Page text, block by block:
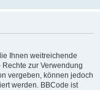
Ihnen weitreichende
zur Verwendung
vergeben, können jedoch
werden. BBCode ist